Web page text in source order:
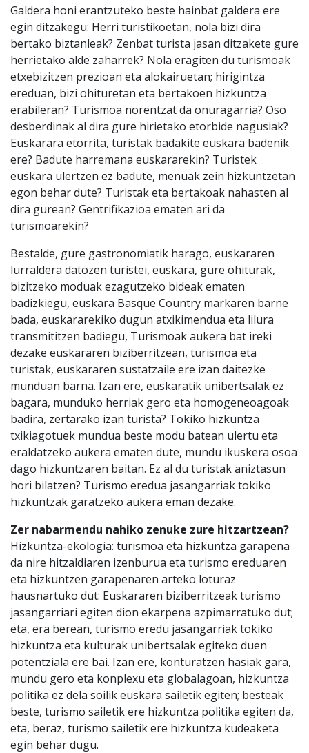
Galdera honi erantzuteko beste hainbat galdera ere
egin ditzakegu: Herri turistikoetan, nola bizi dira
bertako biztanleak? Zenbat turista jasan ditzakete gure
herrietako alde zaharrek? Nola eragiten du turismoak
etxebizitzen prezioan eta alokairuetan; hirigintza
ereduan, bizi ohituretan eta bertakoen hizkuntza
erabileran? Turismoa norentzat da onuragarria? Oso
desberdinak al dira gure hirietako etorbide nagusiak?
Euskarara etorrita, turistak badakite euskara badenik
ere? Badute harremana euskararekin? Turistek
euskara ulertzen ez badute, menuak zein hizkuntzetan
egon behar dute? Turistak eta bertakoak nahasten al
dira gurean? Gentrifikazioa ematen ari da
turismoarekin?
Bestalde, gure gastronomiatik harago, euskararen
lurraldera datozen turistei, euskara, gure ohiturak,
bizitzeko moduak ezagutzeko bideak ematen
badizkiegu, euskara Basque Country markaren barne
bada, euskararekiko dugun atxikimendua eta lilura
transmititzen badiegu, Turismoak aukera bat ireki
dezake euskararen biziberritzean, turismoa eta
turistak, euskararen sustatzaile ere izan daitezke
munduan barna. Izan ere, euskaratik unibertsalak ez
bagara, munduko herriak gero eta homogeneoagoak
badira, zertarako izan turista? Tokiko hizkuntza
txikiagotuek mundua beste modu batean ulertu eta
eraldatzeko aukera ematen dute, mundu ikuskera osoa
dago hizkuntzaren baitan. Ez al du turistak aniztasun
hori bilatzen? Turismo eredua jasangarriak tokiko
hizkuntzak garatzeko aukera eman dezake.
Zer nabarmendu nahiko zenuke zure hitzartzean?
Hizkuntza-ekologia: turismoa eta hizkuntza garapena
da nire hitzaldiaren izenburua eta turismo ereduaren
eta hizkuntzen garapenaren arteko loturaz
hausnartuko dut: Euskararen biziberritzeak turismo
jasangarriari egiten dion ekarpena azpimarratuko dut;
eta, era berean, turismo eredu jasangarriak tokiko
hizkuntza eta kulturak unibertsalak egiteko duen
potentziala ere bai. Izan ere, konturatzen hasiak gara,
mundu gero eta konplexu eta globalagoan, hizkuntza
politika ez dela soilik euskara sailetik egiten; besteak
beste, turismo sailetik ere hizkuntza politika egiten da,
eta, beraz, turismo sailetik ere hizkuntza kudeaketa
egin behar dugu.